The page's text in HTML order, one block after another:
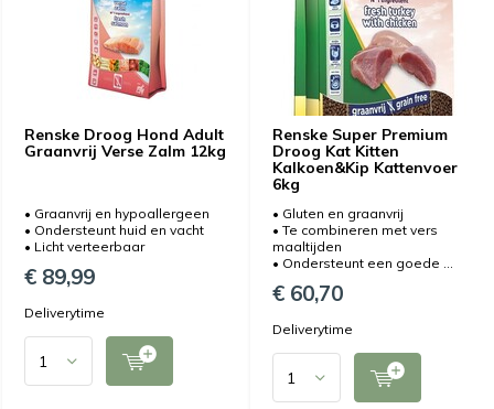
Renske Droog Hond Adult
Graanvrij Verse Zalm 12kg
• Graanvrij en hypoallergeen
• Ondersteunt huid en vacht
• Licht verteerbaar
€ 89,99
Deliverytime
Renske Super Premium
Droog Kat Kitten
Kalkoen&Kip Kattenvoer
6kg
• Gluten en graanvrij
• Te combineren met vers
maaltijden
• Ondersteunt een goede ...
€ 60,70
Deliverytime